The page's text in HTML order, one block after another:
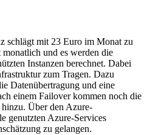
schlägt mit 23 Euro im Monat zu
und es werden die
Instanzen berechnet. Dabei
zum Tragen. Dazu
Datenübertragung und eine
einem Failover kommen noch die
Über den Azure-
genutzten Azure-Services
zu gelangen.